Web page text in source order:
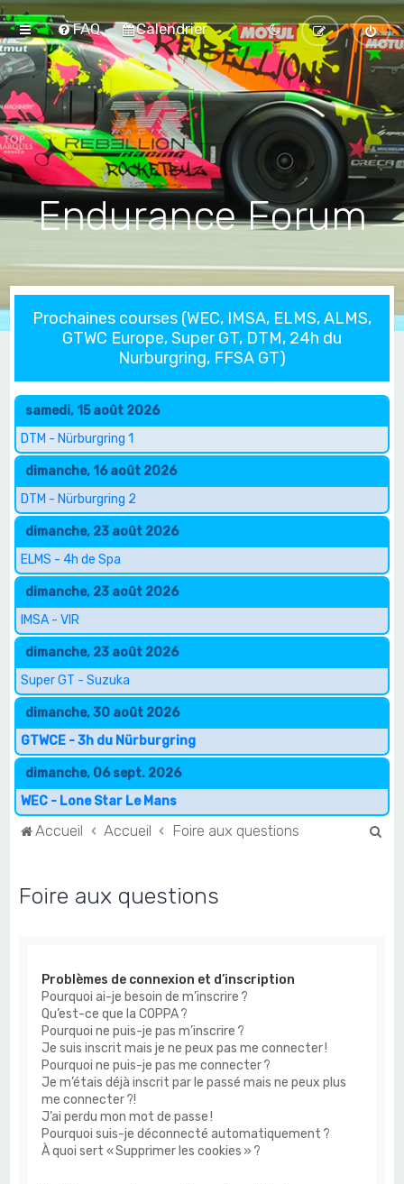
FAQ Calendrier
Endurance Forum
Prochaines courses (WEC, IMSA, ELMS, ALMS,
GTWC Europe, Super GT, DTM, 24h du
Nurburgring, FFSA GT)
samedi, 15 août 2026
DTM - Nürburgring 1
dimanche, 16 août 2026
DTM - Nürburgring 2
dimanche, 23 août 2026
ELMS - 4h de Spa
dimanche, 23 août 2026
IMSA - VIR
dimanche, 23 août 2026
Super GT - Suzuka
dimanche, 30 août 2026
GTWCE - 3h du Nürburgring
dimanche, 06 sept. 2026
WEC - Lone Star Le Mans
Accueil Accueil Foire aux questions
Foire aux questions
Problèmes de connexion et d’inscription
Pourquoi ai-je besoin de m’inscrire ?
Qu’est-ce que la COPPA ?
Pourquoi ne puis-je pas m’inscrire ?
Je suis inscrit mais je ne peux pas me connecter !
Pourquoi ne puis-je pas me connecter ?
Je m’étais déjà inscrit par le passé mais ne peux plus
me connecter ?!
J’ai perdu mon mot de passe !
Pourquoi suis-je déconnecté automatiquement ?
À quoi sert « Supprimer les cookies » ?